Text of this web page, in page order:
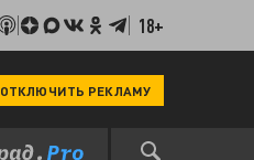
18+
ОТКЛЮЧИТЬ РЕКЛАМУ